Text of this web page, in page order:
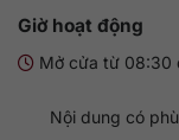
Giờ hoạt động
Mở cửa từ 08:30
Nội dung có